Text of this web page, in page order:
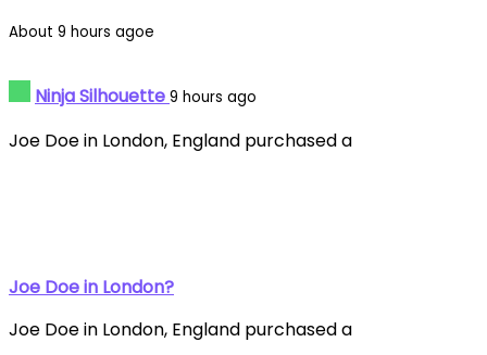
About 9 hours agoe
Ninja Silhouette 9 hours ago
Joe Doe in London, England purchased a
Joe Doe in London?
Joe Doe in London, England purchased a